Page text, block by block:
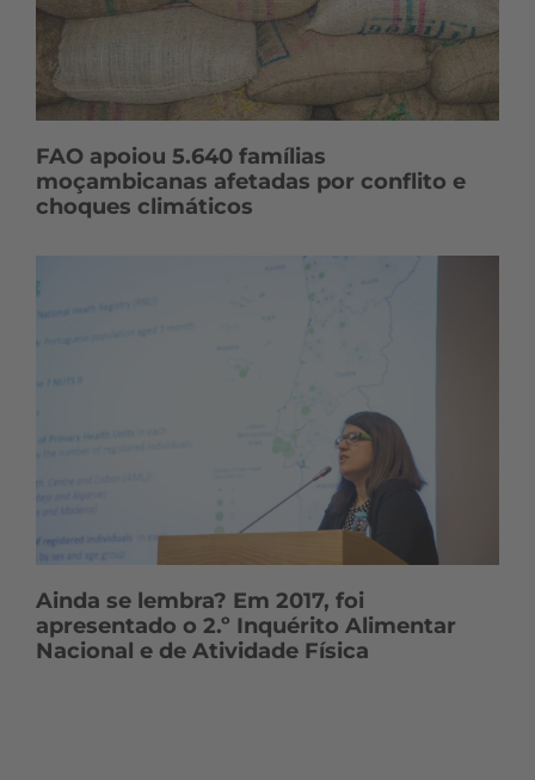
FAO apoiou 5.640 famílias
moçambicanas afetadas por conflito e
choques climáticos
Ainda se lembra? Em 2017, foi
apresentado o 2.º Inquérito Alimentar
Nacional e de Atividade Física